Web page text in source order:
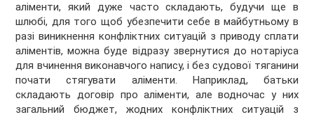
аліменти, який дуже часто складають, будучи ще в
шлюбі, для того щоб убезпечити себе в майбутньому в
разі виникнення конфліктних ситуацій з приводу сплати
аліментів, можна буде відразу звернутися до нотаріуса
для вчинення виконавчого напису, і без судової тяганини
почати стягувати аліменти. Наприклад, батьки
складають договір про аліменти, але водночас у них
загальний бюджет, жодних конфліктних ситуацій з